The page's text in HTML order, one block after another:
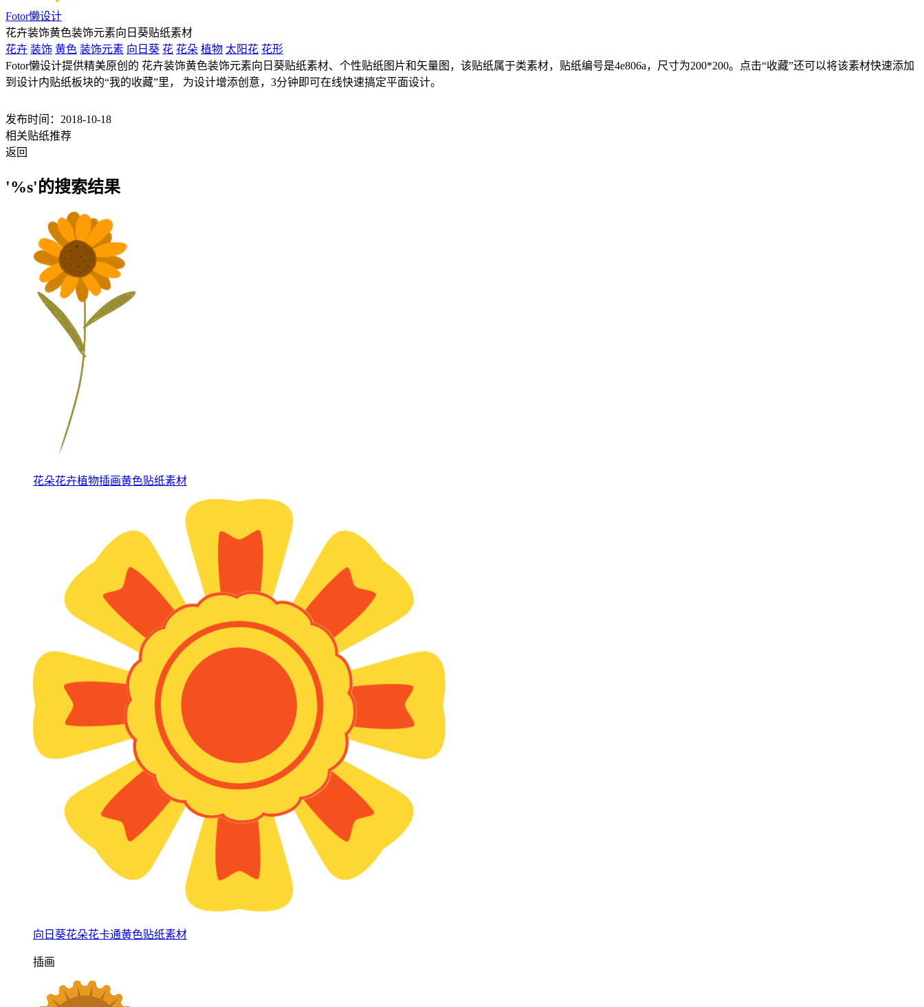
Fotor懒设计
花卉装饰黄色装饰元素向日葵贴纸素材
花卉 装饰 黄色 装饰元素 向日葵 花 花朵 植物 太阳花 花形
Fotor懒设计提供精美原创的 花卉装饰黄色装饰元素向日葵贴纸素材、个性贴纸图片和矢量图，该贴纸属于类素材，贴纸编号是4e806a，尺寸为200*200。点击“收藏”还可以将该素材快速添加
到设计内贴纸板块的“我的收藏”里， 为设计增添创意，3分钟即可在线快速搞定平面设计。
发布时间：2018-10-18
相关贴纸推荐
返回
'%s'的搜索结果
花朵花卉植物插画黄色贴纸素材
向日葵花朵花卡通黄色贴纸素材
插画